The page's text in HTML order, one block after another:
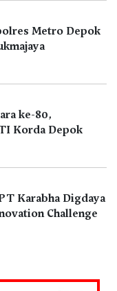
Metro Depok
ke-80,
Korda Depok
Karabha Digdaya
Challenge